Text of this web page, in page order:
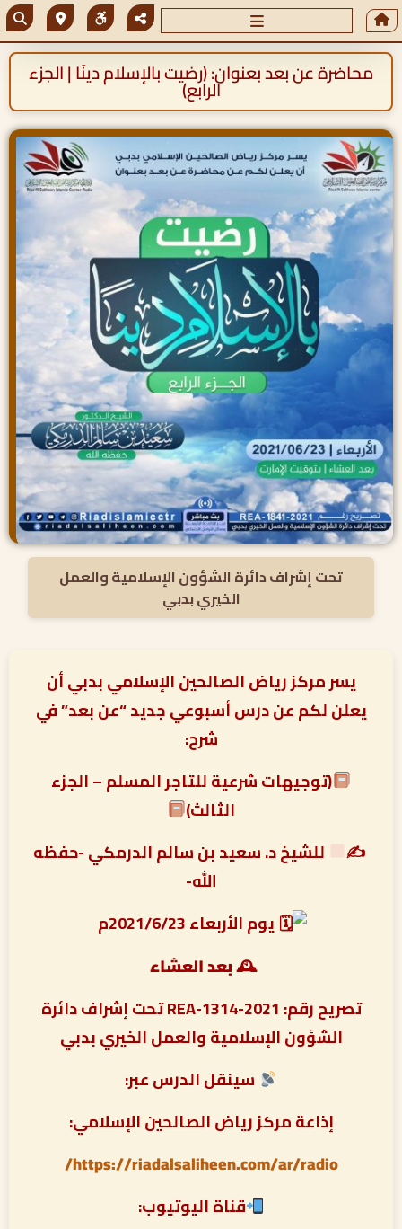
محاضرة عن بعد بعنوان: (رضيت بالإسلام دينًا | الجزء
الرابع)
تحت إشراف دائرة الشؤون الإسلامية والعمل
الخيري بدبي
يسر مركز رياض الصالحين الإسلامي بدبي أن
يعلن لكم عن درس أسبوعي جديد “عن بعد” في
شرح:
(توجيهات شرعية للتاجر المسلم – الجزء
الثالث)
✍
للشيخ د. سعيد بن سالم الدرمكي -حفظه
الله-
يوم الأربعاء 2021/6/23م
🕰 بعد العشاء
تصريح رقم: REA-1314-2021 تحت إشراف دائرة
الشؤون الإسلامية والعمل الخيري بدبي
سينقل الدرس عبر:
إذاعة مركز رياض الصالحين الإسلامي:
https://riadalsaliheen.com/ar/radio/
قناة اليوتيوب: